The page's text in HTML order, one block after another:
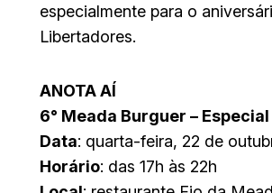
especialmente para o
Libertadores.
ANOTA AÍ
6° Meada Burguer –
Data: quarta-feira, 22 de
Horário: das 17h às 22h